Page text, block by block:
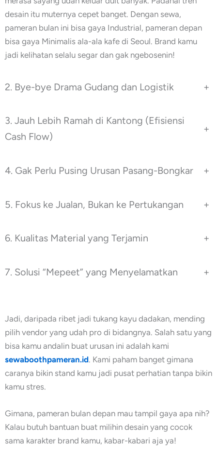
desain itu muternya cepet banget. Dengan sewa,
pameran bulan ini bisa gaya Industrial, pameran depan
bisa gaya Minimalis ala-ala kafe di Seoul. Brand kamu
jadi kelihatan selalu segar dan gak ngebosenin!
2. Bye-bye Drama Gudang dan Logistik +
3. Jauh Lebih Ramah di Kantong (Efisiensi
Cash Flow)
+
4. Gak Perlu Pusing Urusan Pasang-Bongkar +
5. Fokus ke Jualan, Bukan ke Pertukangan +
6. Kualitas Material yang Terjamin +
7. Solusi “Mepeet” yang Menyelamatkan +
Jadi, daripada ribet jadi tukang kayu dadakan, mending
pilih vendor yang udah pro di bidangnya. Salah satu yang
bisa kamu andalin buat urusan ini adalah kami
sewaboothpameran.id. Kami paham banget gimana
caranya bikin stand kamu jadi pusat perhatian tanpa bikin
kamu stres.
Gimana, pameran bulan depan mau tampil gaya apa nih?
Kalau butuh bantuan buat milihin desain yang cocok
sama karakter brand kamu, kabar-kabari aja ya!